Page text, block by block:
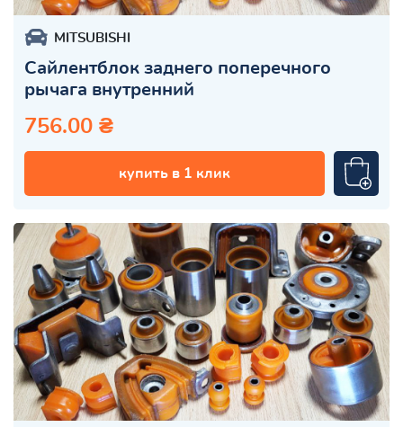
MITSUBISHI
Сайлентблок заднего поперечного
рычага внутренний
756.00 ₴
купить в 1 клик